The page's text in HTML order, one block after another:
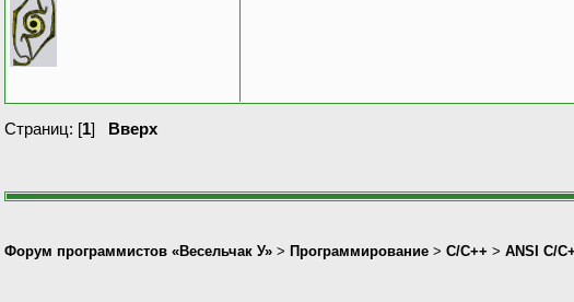
Страниц: [1] Вверх
Форум программистов «Весельчак У» > Программирование > C/C++ > ANSI С/